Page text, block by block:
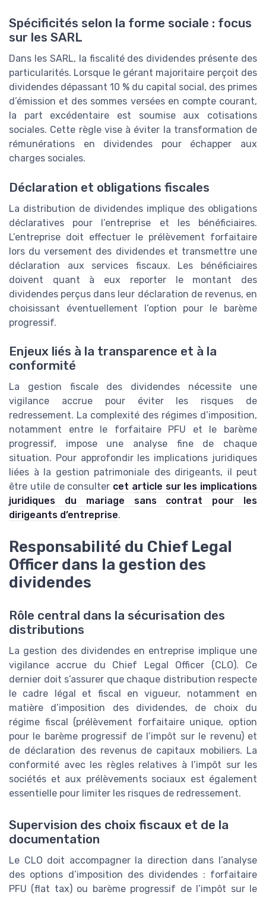
Spécificités selon la forme sociale : focus
sur les SARL
Dans les SARL, la fiscalité des dividendes présente des
particularités. Lorsque le gérant majoritaire perçoit des
dividendes dépassant 10 % du capital social, des primes
d’émission et des sommes versées en compte courant,
la part excédentaire est soumise aux cotisations
sociales. Cette règle vise à éviter la transformation de
rémunérations en dividendes pour échapper aux
charges sociales.
Déclaration et obligations fiscales
La distribution de dividendes implique des obligations
déclaratives pour l’entreprise et les bénéficiaires.
L’entreprise doit effectuer le prélèvement forfaitaire
lors du versement des dividendes et transmettre une
déclaration aux services fiscaux. Les bénéficiaires
doivent quant à eux reporter le montant des
dividendes perçus dans leur déclaration de revenus, en
choisissant éventuellement l’option pour le barème
progressif.
Enjeux liés à la transparence et à la
conformité
La gestion fiscale des dividendes nécessite une
vigilance accrue pour éviter les risques de
redressement. La complexité des régimes d’imposition,
notamment entre le forfaitaire PFU et le barème
progressif, impose une analyse fine de chaque
situation. Pour approfondir les implications juridiques
liées à la gestion patrimoniale des dirigeants, il peut
être utile de consulter cet article sur les implications
juridiques du mariage sans contrat pour les
dirigeants d’entreprise.
Responsabilité du Chief Legal
Officer dans la gestion des
dividendes
Rôle central dans la sécurisation des
distributions
La gestion des dividendes en entreprise implique une
vigilance accrue du Chief Legal Officer (CLO). Ce
dernier doit s’assurer que chaque distribution respecte
le cadre légal et fiscal en vigueur, notamment en
matière d’imposition des dividendes, de choix du
régime fiscal (prélèvement forfaitaire unique, option
pour le barème progressif de l’impôt sur le revenu) et
de déclaration des revenus de capitaux mobiliers. La
conformité avec les règles relatives à l’impôt sur les
sociétés et aux prélèvements sociaux est également
essentielle pour limiter les risques de redressement.
Supervision des choix fiscaux et de la
documentation
Le CLO doit accompagner la direction dans l’analyse
des options d’imposition des dividendes : forfaitaire
PFU (flat tax) ou barème progressif de l’impôt sur le